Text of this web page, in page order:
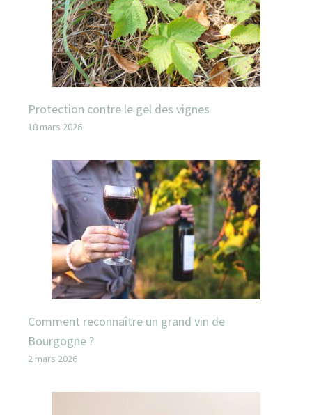
Protection contre le gel des vignes
18 mars 2026
Comment reconnaître un grand vin de
Bourgogne ?
2 mars 2026